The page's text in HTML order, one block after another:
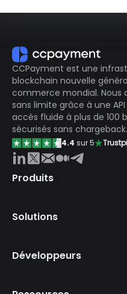
CCPayment est une
blockchain nouvelle
commerce mondial. Nous
sans limite grâce à une
accès fluide à plus de 100
sécurisés sans chargeback.
4.4 sur 5
Produits
Solutions
Développeurs